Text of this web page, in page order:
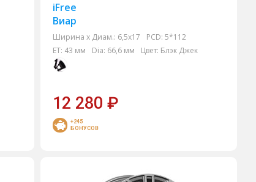
iFree
Виар
Ширина х Диам.: 6,5x17 PCD: 5*112
ET: 43 мм Dia: 66,6 мм Цвет: Блэк Джек
12 280₽
+245
БОНУСОВ